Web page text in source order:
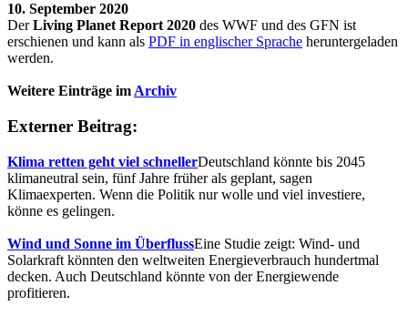
10. September 2020
DerLiving Planet Report 2020 des WWF und des GFN ist
erschienen und kann als PDF in englischer Sprache heruntergeladen
werden.
Weitere Einträge im Archiv
Externer Beitrag:
Klima retten geht viel schnellerDeutschland könnte bis 2045
klimaneutral sein, fünf Jahre früher als geplant, sagen
Klimaexperten. Wenn die Politik nur wolle und viel investiere,
könne es gelingen.
Wind und Sonne im ÜberflussEine Studie zeigt: Wind- und
Solarkraft könnten den weltweiten Energieverbrauch hundertmal
decken. Auch Deutschland könnte von der Energiewende
profitieren.